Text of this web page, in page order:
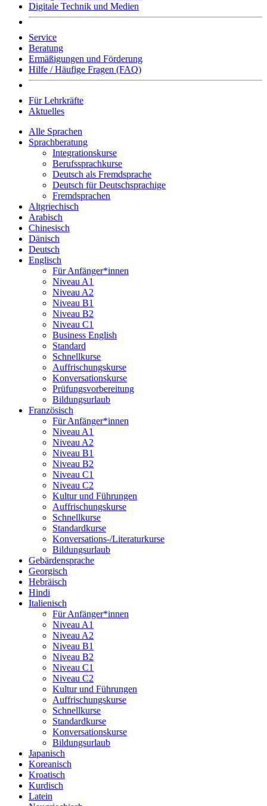
Digitale Technik und Medien
Service
Beratung
Ermäßigungen und Förderung
Hilfe / Häufige Fragen (FAQ)
Für Lehrkräfte
Aktuelles
Alle Sprachen
Sprachberatung
Integrationskurse
Berufssprachkurse
Deutsch als Fremdsprache
Deutsch für Deutschsprachige
Fremdsprachen
Altgriechisch
Arabisch
Chinesisch
Dänisch
Deutsch
Englisch
Für Anfänger*innen
Niveau A1
Niveau A2
Niveau B1
Niveau B2
Niveau C1
Business English
Standard
Schnellkurse
Auffrischungskurse
Konversationskurse
Prüfungsvorbereitung
Bildungsurlaub
Französisch
Für Anfänger*innen
Niveau A1
Niveau A2
Niveau B1
Niveau B2
Niveau C1
Niveau C2
Kultur und Führungen
Auffrischungskurse
Schnellkurse
Standardkurse
Konversations-/Literaturkurse
Bildungsurlaub
Gebärdensprache
Georgisch
Hebräisch
Hindi
Italienisch
Für Anfänger*innen
Niveau A1
Niveau A2
Niveau B1
Niveau B2
Niveau C1
Niveau C2
Kultur und Führungen
Auffrischungskurse
Schnellkurse
Standardkurse
Konversationskurse
Bildungsurlaub
Japanisch
Koreanisch
Kroatisch
Kurdisch
Latein